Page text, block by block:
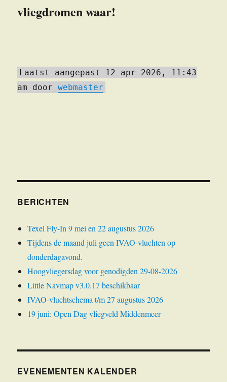
vliegdromen waar!
Laatst aangepast 12 apr 2026, 11:43
am doorwebmaster
BERICHTEN
Texel Fly-In 9 mei en 22 augustus 2026
Tijdens de maand juli geen IVAO-vluchten op
donderdagavond.
Hoogvliegersdag voor genodigden 29-08-2026
Little Navmap v3.0.17 beschikbaar
IVAO-vluchtschema t/m 27 augustus 2026
19 juni: Open Dag vliegveld Middenmeer
EVENEMENTEN KALENDER